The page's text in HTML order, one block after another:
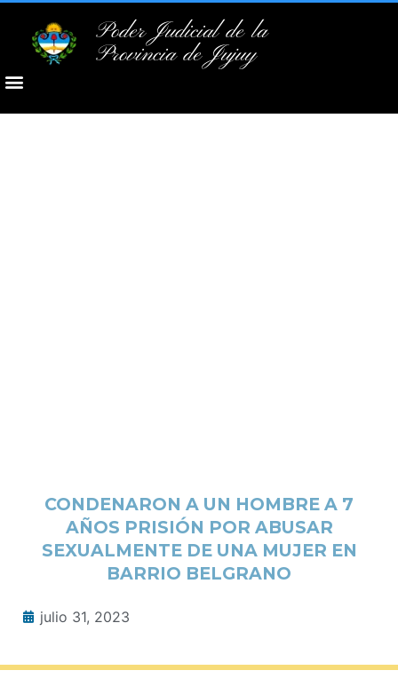
Poder Judicial de la
Provincia de Jujuy
CONDENARON A UN HOMBRE A 7
AÑOS PRISIÓN POR ABUSAR
SEXUALMENTE DE UNA MUJER EN
BARRIO BELGRANO
julio 31, 2023